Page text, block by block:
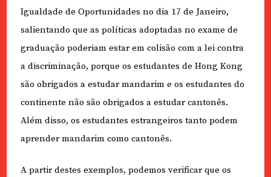
Igualdade de Oportunidades no dia 17 de Janeiro,
salientando que as políticas adoptadas no exame de
graduação poderiam estar em colisão com a lei contra
a discriminação, porque os estudantes de Hong Kong
são obrigados a estudar mandarim e os estudantes do
continente não são obrigados a estudar cantonês.
Além disso, os estudantes estrangeiros tanto podem
aprender mandarim como cantonês.
A partir destes exemplos, podemos verificar que os